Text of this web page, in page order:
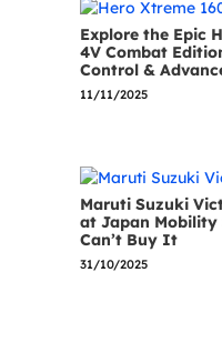
Explore the Epic
4V Combat
Control &
11/11/2025
Maruti Suzuki
at Japan Mobility
Can’t Buy It
31/10/2025